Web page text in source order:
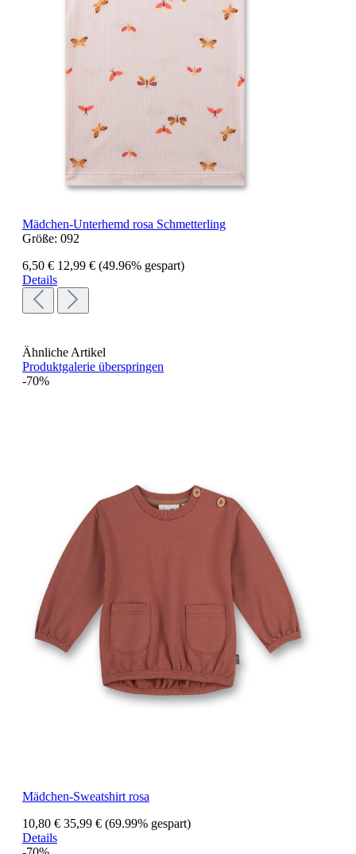
Mädchen-Unterhemd rosa Schmetterling
Größe: 092
6,50 € 12,99 € (49.96% gespart)
Details
Ähnliche Artikel
Produktgalerie überspringen
-70%
Mädchen-Sweatshirt rosa
10,80 € 35,99 € (69.99% gespart)
Details